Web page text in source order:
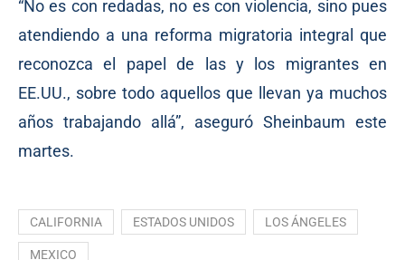
“No es con redadas, no es con violencia, sino pues
atendiendo a una reforma migratoria integral que
reconozca el papel de las y los migrantes en
EE.UU., sobre todo aquellos que llevan ya muchos
años trabajando allá”, aseguró Sheinbaum este
martes.
CALIFORNIA ESTADOS UNIDOS LOS ÁNGELES
MEXICO